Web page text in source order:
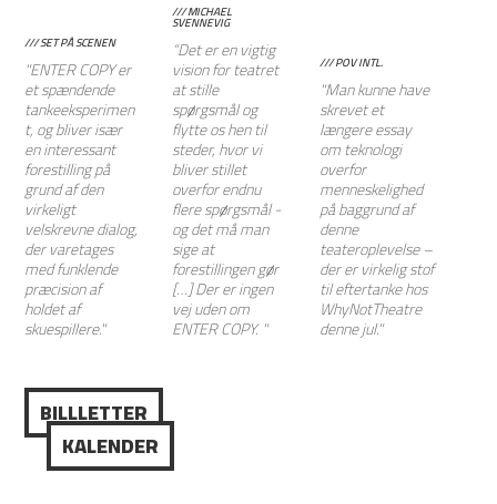
/// SET PÅ SCENEN
"ENTER COPY er
et spændende
tankeeksperimen
t, og bliver især
en interessant
forestilling på
grund af den
virkeligt
velskrevne dialog,
der varetages
med funklende
præcision af
holdet af
skuespillere."
/// MICHAEL
SVENNEVIG
“Det er en vigtig
vision for teatret
at stille
spørgsmål og
flytte os hen til
steder, hvor vi
bliver stillet
overfor endnu
flere spørgsmål -
og det må man
sige at
forestillingen gør
[…] Der er ingen
vej uden om
ENTER COPY. "
/// POV INTL.
"Man kunne have
skrevet et
længere essay
om teknologi
overfor
menneskelighed
på baggrund af
denne
teateroplevelse –
der er virkelig stof
til eftertanke hos
WhyNotTheatre
denne jul."
BILLLETTER
KALENDER